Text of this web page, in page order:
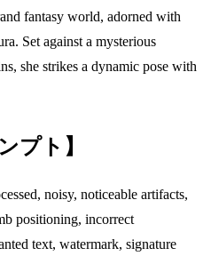
fantasy world, adorned with
Set against a mysterious
she strikes a dynamic pose with
プト】
noisy, noticeable artifacts,
positioning, incorrect
text, watermark, signature